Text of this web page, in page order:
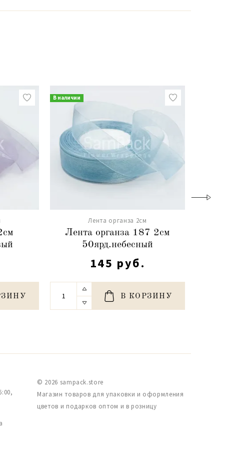
В наличии
Лента органза 2см
Лента органза 187 2см
50ярд.небесный
145 руб.
В КОРЗИНУ
© 2026 sampack.store
Магазин товаров для упаковки и оформления
цветов и подарков оптом и в розницу